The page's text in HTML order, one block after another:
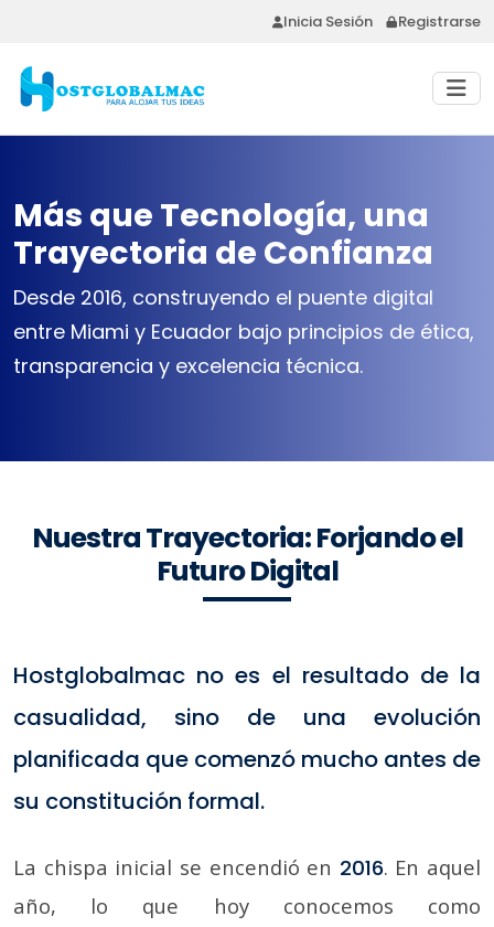
Inicia Sesión Registrarse
Más que Tecnología, una
Trayectoria de Confianza
Desde 2016, construyendo el puente digital
entre Miami y Ecuador bajo principios de ética,
transparencia y excelencia técnica.
Nuestra Trayectoria: Forjando el
Futuro Digital
Hostglobalmac no es el resultado de la
casualidad, sino de una evolución
planificada que comenzó mucho antes de
su constitución formal.
La chispa inicial se encendió en 2016. En aquel
año, lo que hoy conocemos como